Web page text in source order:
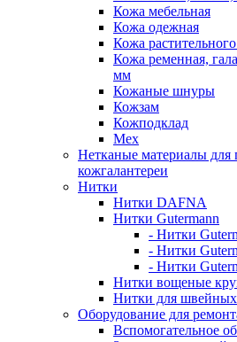
Кожа мебельная
Кожа одежная
Кожа
Кожа ременная,
мм
Кожаные шнуры
Кожзам
Кожподклад
Мех
Нетканые материалы для
кожгалантереи
Нитки
Нитки DAFNA
Нитки Gutermann
- Нитки
- Нитки
- Нитки
Нитки вощеные
Нитки для
Оборудование для
Вспомогательное